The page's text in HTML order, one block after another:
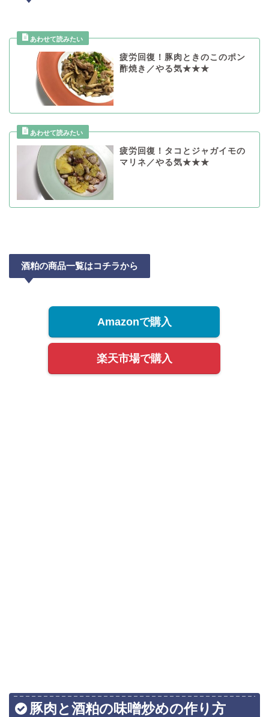
疲労回復！豚肉ときのこのポン
酢焼き／やる気★★★
疲労回復！タコとジャガイモの
マリネ／やる気★★★
酒粕の商品一覧はコチラから
Amazonで購入
楽天市場で購入
豚肉と酒粕の味噌炒めの作り方